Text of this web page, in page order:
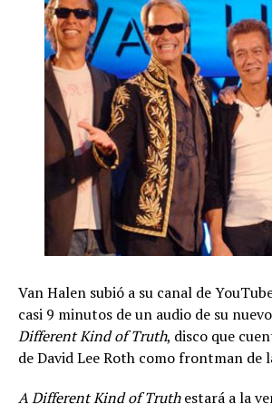
Van Halen subió a su canal de
casi 9 minutos de un audio de su
Different Kind of Truth, disco que
de David Lee Roth como frontman de
A Different Kind of Truthestará a la